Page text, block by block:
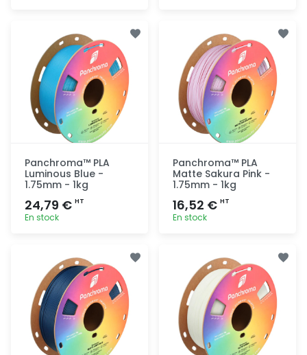
rapide
rapide
Panchroma™ PLA
Luminous Blue -
1.75mm - 1kg
24,79 € HT
En stock
rapide
Panchroma™ PLA
Matte Sakura Pink -
1.75mm - 1kg
16,52 € HT
En stock
rapide